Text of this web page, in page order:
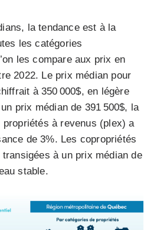
la tendance est à la
les catégories
les compare aux prix en
2022. Le prix médian pour
à 350 000$, en légère
prix médian de 391 500$, la
à revenus (plex) a
de 3%. Les copropriétés
à un prix médian de
stable.